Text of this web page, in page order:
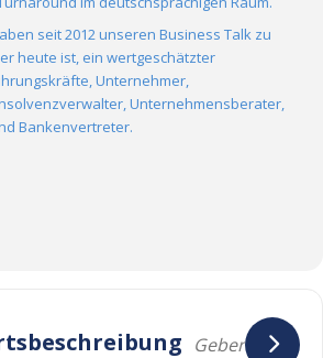
seit 2012 unseren Business Talk zu
heute ist, ein wertgeschätzter
Unternehmer,
Unternehmensberater,
Bankenvertreter.